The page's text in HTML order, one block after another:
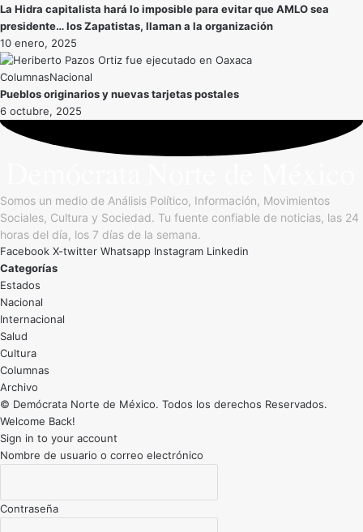
La Hidra capitalista hará lo imposible para evitar que AMLO sea
presidente… los Zapatistas, llaman a la organización
10 enero, 2025
Nacional
Pueblos originarios y nuevas tarjetas postales
6 octubre, 2025
Somos un medio de Análisis Político, Información, Movimientos
Sociales, Cultura y Sociedad. Tu fuente confiable de noticias, las 24
horas del día, los 7 días de la semana.
Facebook X-twitter Whatsapp Instagram Linkedin
Categorías
Estados
Nacional
Internacional
Salud
Cultura
Archivo
© Demócrata Norte de México. Todos los derechos Reservados.
Welcome Back!
Sign in to your account
Nombre de usuario o correo electrónico
Contraseña